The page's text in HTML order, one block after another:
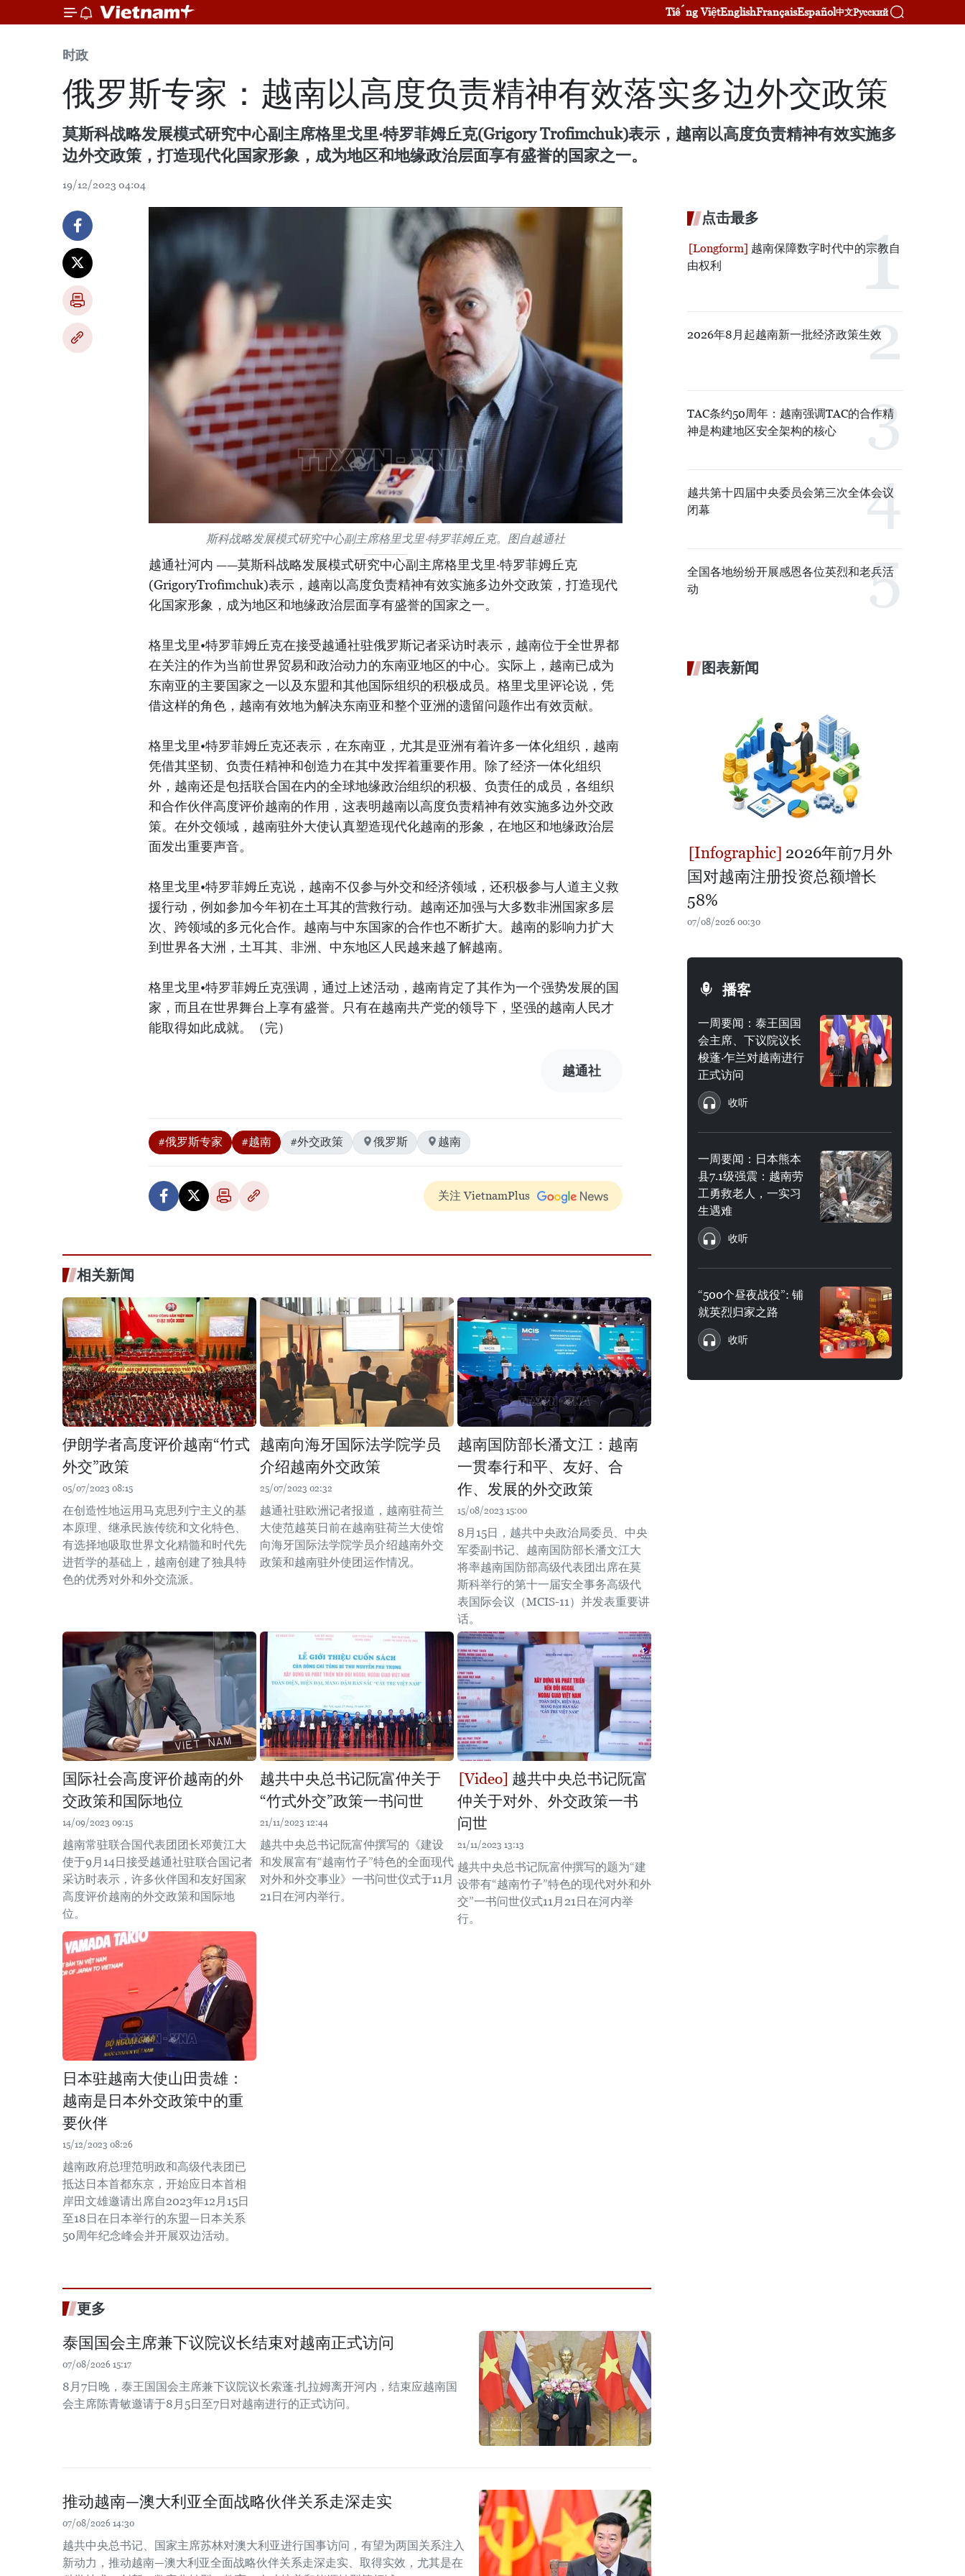
Tiếng ViệtEnglishFrançaisEspañol中文Русский
时政
俄罗斯专家：越南以高度负责精神有效落实多边外交政策
莫斯科战略发展模式研究中心副主席格里戈里·特罗菲姆丘克(Grigory Trofimchuk)表示，越南以高度负责精神有效实施多
边外交政策，打造现代化国家形象，成为地区和地缘政治层面享有盛誉的国家之一。
19/12/2023 04:04
斯科战略发展模式研究中心副主席格里戈里·特罗菲姆丘克。图自越通社
越通社河内 ——莫斯科战略发展模式研究中心副主席格里戈里·特罗菲姆丘克
(GrigoryTrofimchuk)表示，越南以高度负责精神有效实施多边外交政策，打造现代
化国家形象，成为地区和地缘政治层面享有盛誉的国家之一。
格里戈里•特罗菲姆丘克在接受越通社驻俄罗斯记者采访时表示，越南位于全世界都
在关注的作为当前世界贸易和政治动力的东南亚地区的中心。实际上，越南已成为
东南亚的主要国家之一以及东盟和其他国际组织的积极成员。格里戈里评论说，凭
借这样的角色，越南有效地为解决东南亚和整个亚洲的遗留问题作出有效贡献。
格里戈里•特罗菲姆丘克还表示，在东南亚，尤其是亚洲有着许多一体化组织，越南
凭借其坚韧、负责任精神和创造力在其中发挥着重要作用。除了经济一体化组织
外，越南还是包括联合国在内的全球地缘政治组织的积极、负责任的成员，各组织
和合作伙伴高度评价越南的作用，这表明越南以高度负责精神有效实施多边外交政
策。在外交领域，越南驻外大使认真塑造现代化越南的形象，在地区和地缘政治层
面发出重要声音。
格里戈里•特罗菲姆丘克说，越南不仅参与外交和经济领域，还积极参与人道主义救
援行动，例如参加今年初在土耳其的营救行动。越南还加强与大多数非洲国家多层
次、跨领域的多元化合作。越南与中东国家的合作也不断扩大。越南的影响力扩大
到世界各大洲，土耳其、非洲、中东地区人民越来越了解越南。
格里戈里•特罗菲姆丘克强调，通过上述活动，越南肯定了其作为一个强势发展的国
家，而且在世界舞台上享有盛誉。只有在越南共产党的领导下，坚强的越南人民才
能取得如此成就。（完）
越通社
#俄罗斯专家 #越南 #外交政策 俄罗斯 越南
关注 VietnamPlus
相关新闻
伊朗学者高度评价越南“竹式
外交”政策
05/07/2023 08:15
在创造性地运用马克思列宁主义的基
本原理、继承民族传统和文化特色、
有选择地吸取世界文化精髓和时代先
进哲学的基础上，越南创建了独具特
色的优秀对外和外交流派。
越南向海牙国际法学院学员
介绍越南外交政策
25/07/2023 02:32
越通社驻欧洲记者报道，越南驻荷兰
大使范越英日前在越南驻荷兰大使馆
向海牙国际法学院学员介绍越南外交
政策和越南驻外使团运作情况。
越南国防部长潘文江：越南
一贯奉行和平、友好、合
作、发展的外交政策
15/08/2023 15:00
8月15日，越共中央政治局委员、中央
军委副书记、越南国防部长潘文江大
将率越南国防部高级代表团出席在莫
斯科举行的第十一届安全事务高级代
表国际会议（MCIS-11）并发表重要讲
话。
国际社会高度评价越南的外
交政策和国际地位
14/09/2023 09:15
越南常驻联合国代表团团长邓黄江大
使于9月14日接受越通社驻联合国记者
采访时表示，许多伙伴国和友好国家
高度评价越南的外交政策和国际地
位。
越共中央总书记阮富仲关于
“竹式外交”政策一书问世
21/11/2023 12:44
越共中央总书记阮富仲撰写的《建设
和发展富有“越南竹子”特色的全面现代
对外和外交事业》一书问世仪式于11月
21日在河内举行。
越共中央总书记阮富
仲关于对外、外交政策一书
问世
21/11/2023 13:13
越共中央总书记阮富仲撰写的题为“建
设带有“越南竹子”特色的现代对外和外
交”一书问世仪式11月21日在河内举
行。
日本驻越南大使山田贵雄：
越南是日本外交政策中的重
要伙伴
15/12/2023 08:26
越南政府总理范明政和高级代表团已
抵达日本首都东京，开始应日本首相
岸田文雄邀请出席自2023年12月15日
至18日在日本举行的东盟—日本关系
50周年纪念峰会并开展双边活动。
更多
泰国国会主席兼下议院议长结束对越南正式访问
07/08/2026 15:17
8月7日晚，泰王国国会主席兼下议院议长索蓬·扎拉姆离开河内，结束应越南国
会主席陈青敏邀请于8月5日至7日对越南进行的正式访问。
推动越南—澳大利亚全面战略伙伴关系走深走实
07/08/2026 14:30
越共中央总书记、国家主席苏林对澳大利亚进行国事访问，有望为两国关系注入
新动力，推动越南—澳大利亚全面战略伙伴关系走深走实、取得实效，尤其是在
点击最多
越南保障数字时代中的宗教自
由权利
2026年8月起越南新一批经济政策生效
TAC条约50周年：越南强调TAC的合作精
神是构建地区安全架构的核心
越共第十四届中央委员会第三次全体会议
闭幕
全国各地纷纷开展感恩各位英烈和老兵活
动
图表新闻
2026年前7月外
国对越南注册投资总额增长
58%
07/08/2026 00:30
播客
一周要闻：泰王国国
会主席、下议院议长
梭蓬·乍兰对越南进行
正式访问
收听
一周要闻：日本熊本
县7.1级强震：越南劳
工勇救老人，一实习
生遇难
收听
“500个昼夜战役”: 铺
就英烈归家之路
收听